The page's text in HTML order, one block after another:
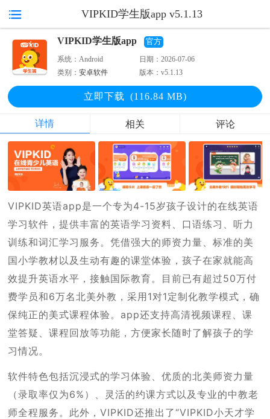
VIPKID学生版app v5.1.13
VIPKID学生版app 官方
系统：Android 日期：2026-07-06
类别：安卓软件 版本：v5.1.13
立即下载 (116.84 MB)
详情 相关 评论
VIPKID英语app是一个专为4-15岁孩子设计的在线英语
学习软件，提供丰富的英语学习资料、口语练习、听力
训练和词汇学习服务。凭借强大的师资力量、标准的美
国小学教材以及生动有趣的课堂体验，孩子在家就能高
效提升英语水平，接触国际教育。目前已有超过50万付
费学员和6万名北美外教，采用1对1定制化教学模式，确
保纯正的美式课程体验。app还支持高清视频课程、课
堂答疑、课程回放等功能，方便家长随时了解孩子的学
习情况。
软件特色包括沉浸式的学习体验、优质的北美师资力量
（录取率仅为6%）、灵活的约课方式以及专业的中教老
师全程服务。此外，VIPKID还推出了“VIPKID小天才学